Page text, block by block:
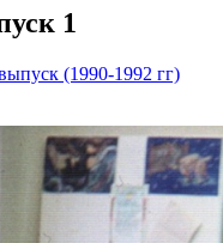
1
(1990-1992 гг)